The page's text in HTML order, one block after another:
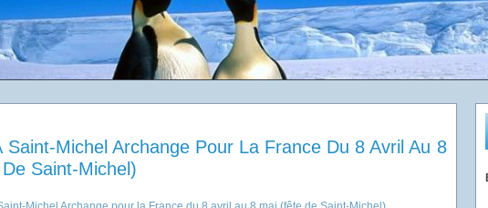
Saint-Michel Archange Pour La France Du 8 Avril Au 8
Saint-Michel)